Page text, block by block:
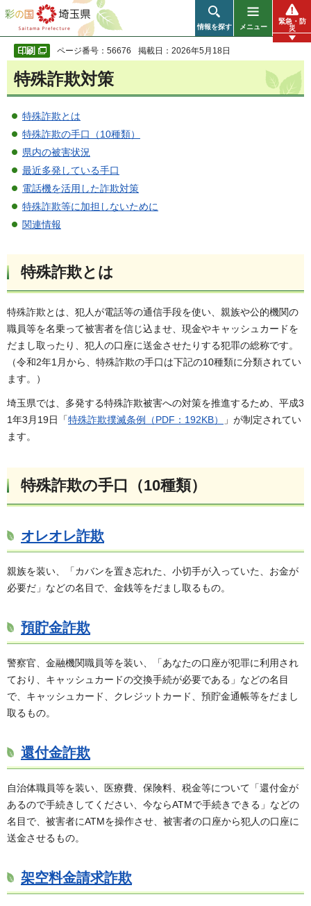
彩の国 埼玉県
情報を探す メニュー
緊急・防
災
ページ番号：56676 掲載日：2026年5月18日
特殊詐欺対策
特殊詐欺とは
特殊詐欺の手口（10種類）
県内の被害状況
最近多発している手口
電話機を活用した詐欺対策
特殊詐欺等に加担しないために
関連情報
特殊詐欺とは
特殊詐欺とは、犯人が電話等の通信手段を使い、親族や公的機関の
職員等を名乗って被害者を信じ込ませ、現金やキャッシュカードを
だまし取ったり、犯人の口座に送金させたりする犯罪の総称です。
（令和2年1月から、特殊詐欺の手口は下記の10種類に分類されてい
ます。）
埼玉県では、多発する特殊詐欺被害への対策を推進するため、平成3
1年3月19日「特殊詐欺撲滅条例（PDF：192KB）
」が制定されてい
ます。
特殊詐欺の手口（10種類）
オレオレ詐欺
親族を装い、「カバンを置き忘れた、小切手が入っていた、お金が
必要だ」などの名目で、金銭等をだまし取るもの。
預貯金詐欺
警察官、金融機関職員等を装い、「あなたの口座が犯罪に利用され
ており、キャッシュカードの交換手続が必要である」などの名目
で、キャッシュカード、クレジットカード、預貯金通帳等をだまし
取るもの。
還付金詐欺
自治体職員等を装い、医療費、保険料、税金等について「還付金が
あるので手続きしてください、今ならATMで手続きできる」などの
名目で、被害者にATMを操作させ、被害者の口座から犯人の口座に
送金させるもの。
架空料金請求詐欺